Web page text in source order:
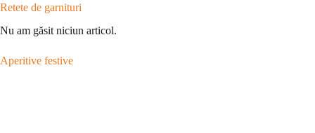
Retete de garnituri
Nu am găsit niciun articol.
Aperitive festive